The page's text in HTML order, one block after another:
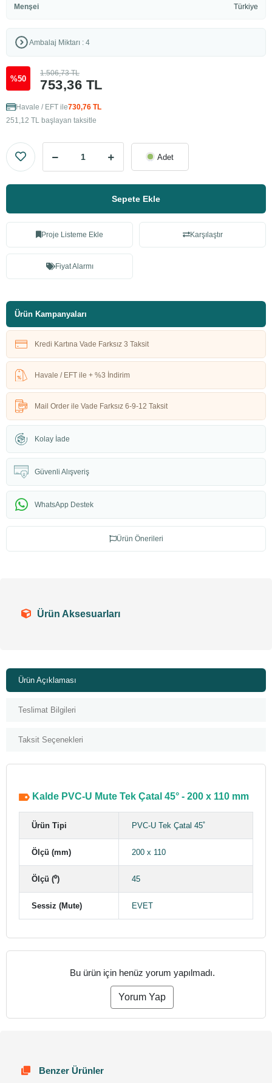
Menşei Türkiye
Ambalaj Miktarı : 4
%50 753,36 TL
1.506,73 TL
Havale / EFT ile730,76 TL
251,12 TL başlayan taksitle
Adet
Sepete Ekle
Proje Listeme Ekle Karşılaştır
Fiyat Alarmı
Ürün Kampanyaları
Kredi Kartına Vade Farksız 3 Taksit
Havale / EFT ile + %3 İndirim
Mail Order ile Vade Farksız 6-9-12 Taksit
Kolay İade
Güvenli Alışveriş
WhatsApp Destek
Ürün Önerileri
Ürün Aksesuarları
Ürün Açıklaması
Teslimat Bilgileri
Taksit Seçenekleri
Kalde PVC-U Mute Tek Çatal 45° - 200 x 110 mm
Ürün Tipi PVC-U Tek Çatal 45˚
Ölçü (mm) 200 x 110
Ölçü (⁰) 45
Sessiz (Mute) EVET
Bu ürün için henüz yorum yapılmadı.
Yorum Yap
Benzer Ürünler